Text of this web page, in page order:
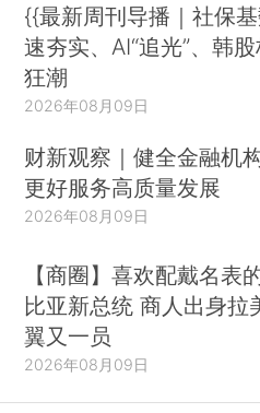
{{最新周刊导播｜社保
速夯实、AI“追光”、韩
狂潮
2026年08月09日
财新观察｜健全金融机
更好服务高质量发展
2026年08月09日
【商圈】喜欢配戴名表
比亚新总统 商人出身拉
翼又一员
2026年08月09日